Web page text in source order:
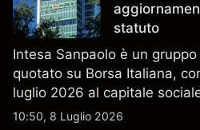
statuto
Intesa Sanpaolo è un
quotato su Borsa Italiana,
luglio 2026 al capitale
piano. Esplora i target price
10:50, 8 Luglio 2026